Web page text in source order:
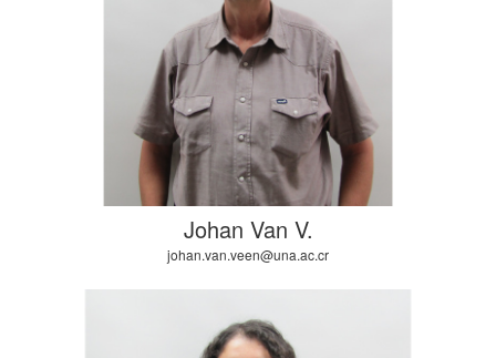
Johan Van V.
johan.van.veen@una.ac.cr